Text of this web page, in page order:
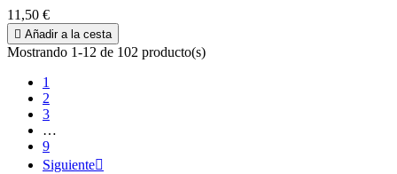
11,50 €
 Añadir a la cesta
Mostrando 1-12 de 102 producto(s)
1
2
3
…
9
Siguiente